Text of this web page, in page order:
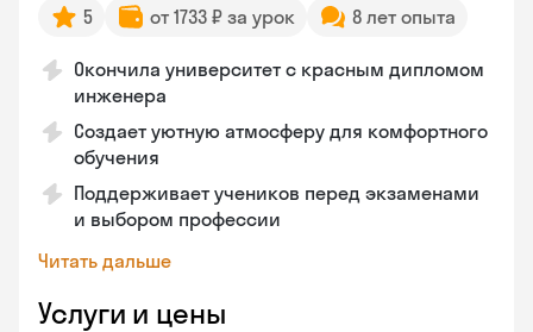
5 от 1733 ₽ за урок 8 лет опыта
Окончила университет с красным дипломом
инженера
Создает уютную атмосферу для комфортного
обучения
Поддерживает учеников перед экзаменами
и выбором профессии
Читать дальше
Услуги и цены